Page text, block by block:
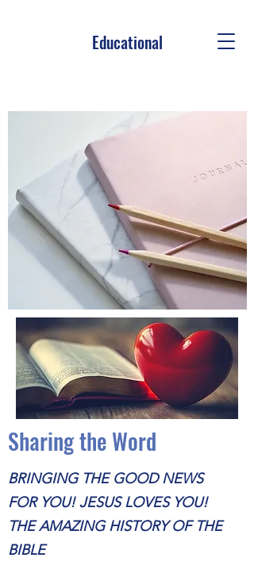
Educational
Sharing the Word
BRINGING THE GOOD NEWS
FOR YOU! JESUS LOVES YOU!
THE AMAZING HISTORY OF THE
BIBLE